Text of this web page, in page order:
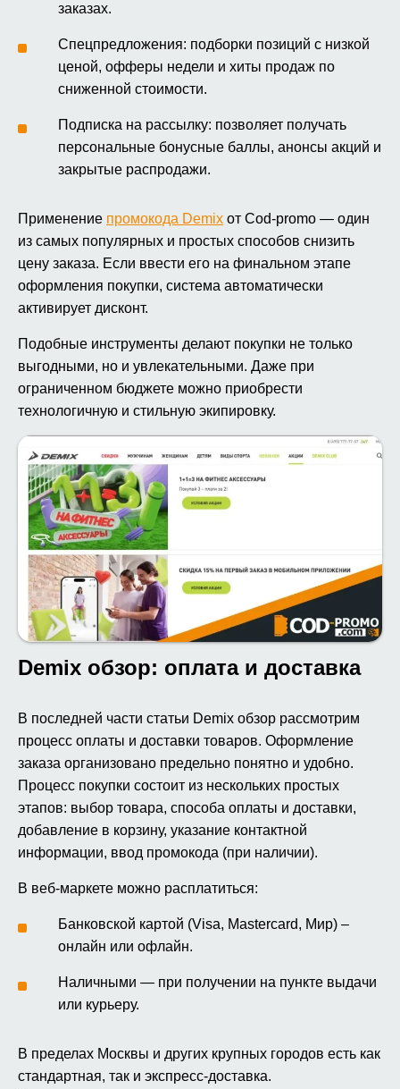
заказах.
Спецпредложения: подборки позиций с низкой
ценой, офферы недели и хиты продаж по
сниженной стоимости.
Подписка на рассылку: позволяет получать
персональные бонусные баллы, анонсы акций и
закрытые распродажи.
Применение промокода Demix от Cod-promo — один
из самых популярных и простых способов снизить
цену заказа. Если ввести его на финальном этапе
оформления покупки, система автоматически
активирует дисконт.
Подобные инструменты делают покупки не только
выгодными, но и увлекательными. Даже при
ограниченном бюджете можно приобрести
технологичную и стильную экипировку.
Demix обзор: оплата и доставка
В последней части статьи Demix обзор рассмотрим
процесс оплаты и доставки товаров. Оформление
заказа организовано предельно понятно и удобно.
Процесс покупки состоит из нескольких простых
этапов: выбор товара, способа оплаты и доставки,
добавление в корзину, указание контактной
информации, ввод промокода (при наличии).
В веб-маркете можно расплатиться:
Банковской картой (Visa, Mastercard, Мир) –
онлайн или офлайн.
Наличными — при получении на пункте выдачи
или курьеру.
В пределах Москвы и других крупных городов есть как
стандартная, так и экспресс-доставка.